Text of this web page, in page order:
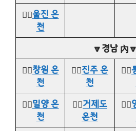
👉🏻울진 온
천
🔽경남 內🔽
👉🏻창원 온
천
👉🏻진주 온
천
👉🏻
👉🏻밀양 온
천
👉🏻거제도
온천
👉🏻